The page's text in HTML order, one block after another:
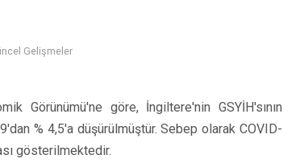
Gelişmeler
Görünümü'ne göre, İngiltere'nin GSYİH'sının
% 4,5'a düşürülmüştür. Sebep olarak COVID-
gösterilmektedir.